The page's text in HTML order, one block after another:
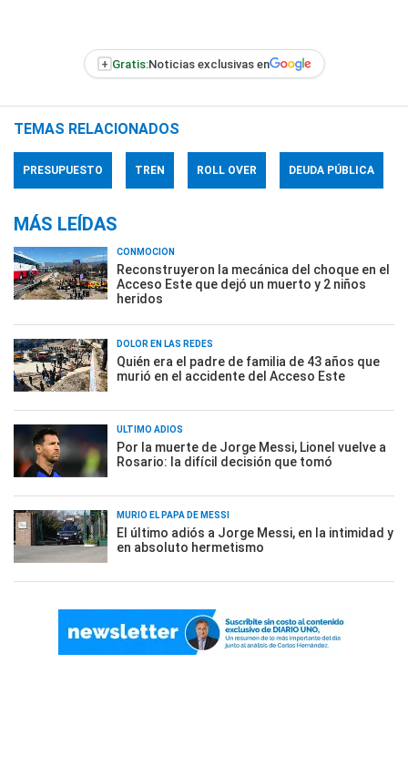
+ Gratis:Noticias exclusivas en
TEMAS RELACIONADOS
PRESUPUESTO TREN ROLL OVER DEUDA PÚBLICA
MÁS LEÍDAS
CONMOCIÓN
Reconstruyeron la mecánica del choque en el
Acceso Este que dejó un muerto y 2 niños
heridos
DOLOR EN LAS REDES
Quién era el padre de familia de 43 años que
murió en el accidente del Acceso Este
ÚLTIMO ADIÓS
Por la muerte de Jorge Messi, Lionel vuelve a
Rosario: la difícil decisión que tomó
MURIÓ EL PAPÁ DE MESSI
El último adiós a Jorge Messi, en la intimidad y
en absoluto hermetismo